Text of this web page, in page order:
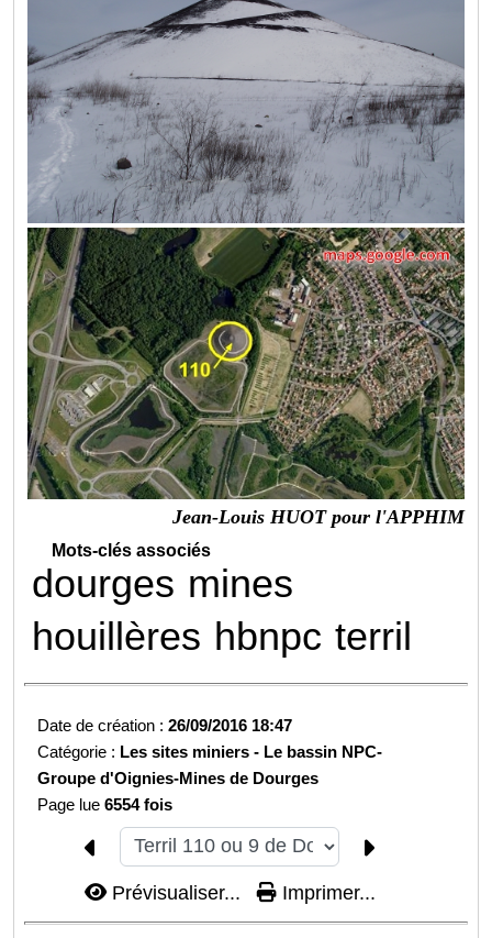
Jean-Louis HUOT pour l'APPHIM
Mots-clés associés
dourges mines
houillères hbnpc terril
Date de création :26/09/2016 18:47
Catégorie : Les sites miniers - Le bassin NPC-
Groupe d'Oignies-Mines de Dourges
Page lue6554 fois
Prévisualiser... Imprimer...